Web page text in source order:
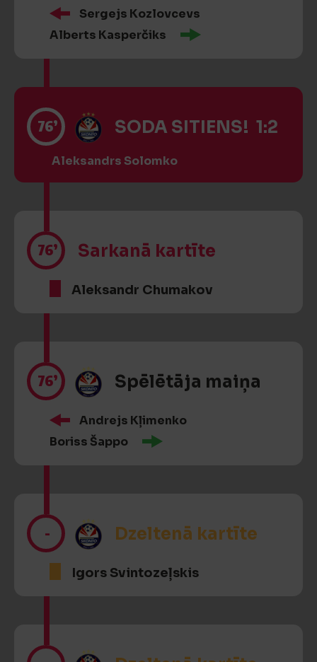
Sergejs Kozlovcevs
Alberts Kasperčiks
76’ SODA SITIENS! 1:2
Aleksandrs Solomko
76’ Sarkanā kartīte
Aleksandr Chumakov
76’ Spēlētāja maiņa
Andrejs Kļimenko
Boriss Šappo
- Dzeltenā kartīte
Igors Svintozeļskis